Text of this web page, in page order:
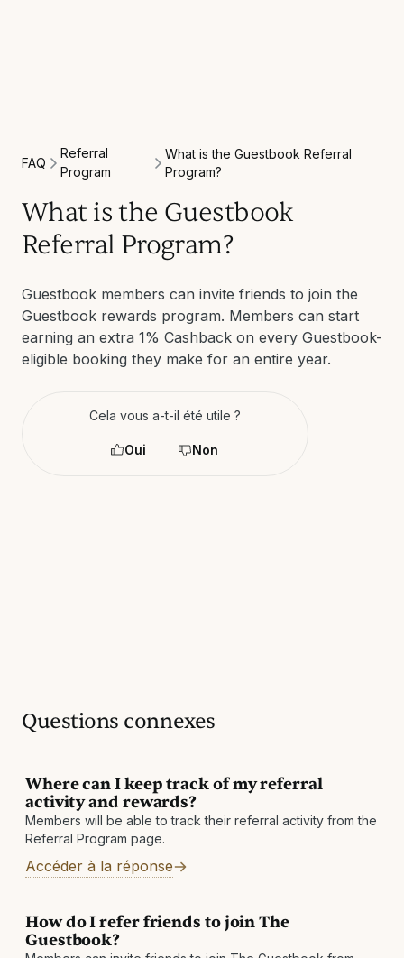
FAQ
Referral
Program
What is the Guestbook Referral
Program?
What is the Guestbook
Referral Program?
Guestbook members can invite friends to join the
Guestbook rewards program. Members can start
earning an extra 1% Cashback on every Guestbook-
eligible booking they make for an entire year.
Cela vous a-t-il été utile ?
Oui Non
Questions connexes
Where can I keep track of my referral
activity and rewards?
Members will be able to track their referral activity from the
Referral Program page.
Accéder à la réponse
How do I refer friends to join The
Guestbook?